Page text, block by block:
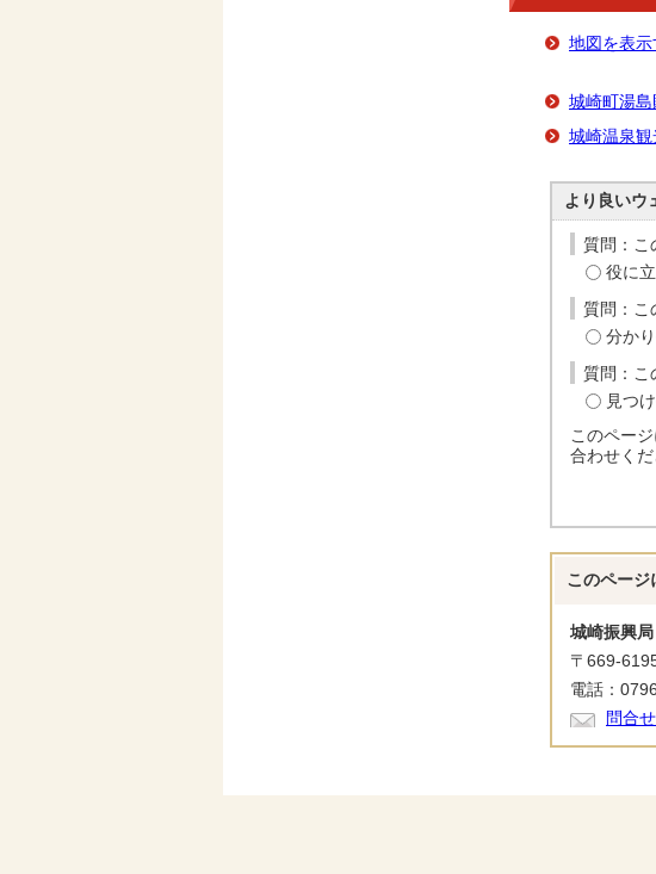
地図を表示
城崎町湯島
城崎温泉
より良いウ
質問：こ
役に
質問：こ
分か
質問：こ
見つ
このペー
合わせく
このページ
城崎振興
〒669-
電話：
問合